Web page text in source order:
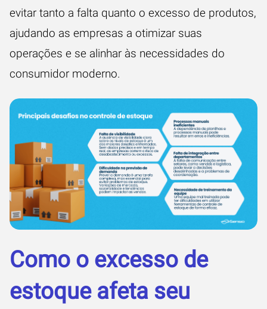
evitar tanto a falta quanto o excesso de produtos,
ajudando as empresas a otimizar suas
operações e se alinhar às necessidades do
consumidor moderno.
Como o excesso de
estoque afeta seu